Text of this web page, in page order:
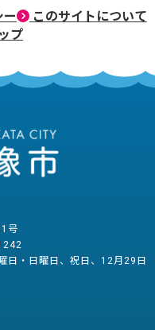
このサイトについて
プ
1号
日・日曜日、祝日、12月29日